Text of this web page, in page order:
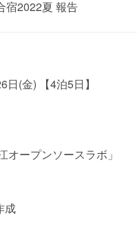
宿2022夏 報告
(金) 【4泊5日】
ープンソースラボ」
成